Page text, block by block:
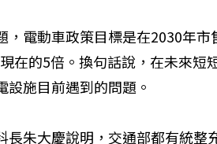
，電動車政策目標是在2030年
在的5倍。換句話說，在未來短
施目前遇到的問題。
長朱大慶說明，交通部都有統整